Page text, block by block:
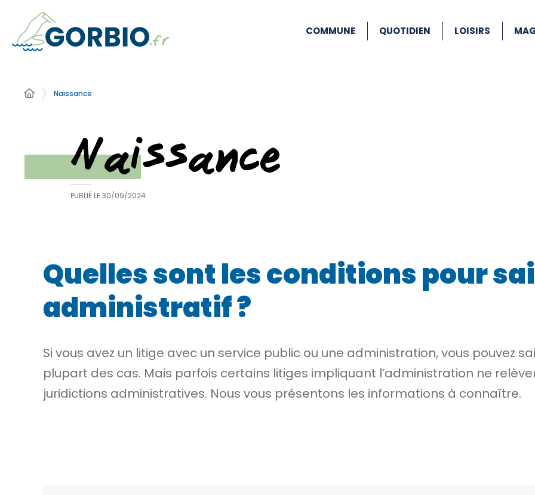
COMMUNE QUOTIDIEN LOISIRS
Naissance
Naissance
PUBLIÉ LE30/09/2024
Quelles sont les conditions pour
administratif ?
Si vous avez un litige avec un service public ou une administration, vous pouvez
plupart des cas. Mais parfois certains litiges impliquant l’administration ne
juridictions administratives. Nous vous présentons les informations à connaître.